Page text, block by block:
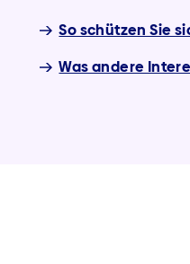
So schützen Sie
Was andere